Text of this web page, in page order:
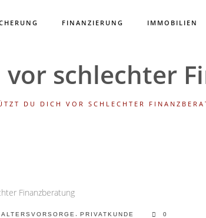
FINANZIERUNG IMMOBILIEN
vor schlechter
DU DICH VOR SCHLECHTER
ALTERSVORSORGE PRIVATKUNDE 0